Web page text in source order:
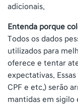
adicionais.
Entenda porque
Todos os dados
utilizados para
oferece e tentar
expectativas.
CPF e etc.) serão
mantidas em sigilo